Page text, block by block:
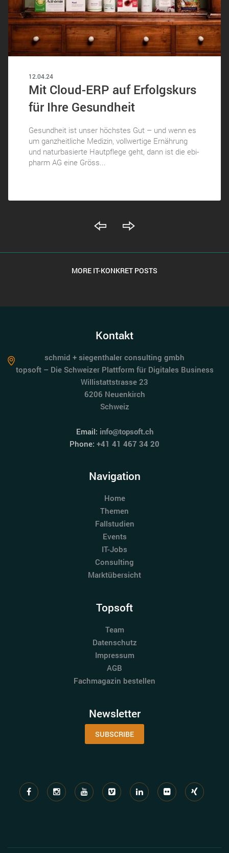
12.04.24
Mit Cloud-ERP auf Erfolgskurs
für Ihre Gesundheit
Gesundheit ist unser höchstes Gut – und wenn es
um ganzheitliche Medizin, vollwertige Ernährung
und naturbasierte Hautpflege geht, dann ist die ebi-
pharm AG eine Gröss...
MORE IT-KONKRET POSTS
Kontakt
schmid + siegenthaler consulting gmbh
topsoft – Die Schweizer Plattform für Digitales Business
Willistattstrasse 23
6206 Neuenkirch
Schweiz
Email: info@topsoft.ch
Phone: +41 41 467 34 20
Navigation
Home
Themen
Fallstudien
Events
IT-Jobs
Consulting
Marktübersicht
Topsoft
Team
Datenschutz
Impressum
AGB
Fachmagazin bestellen
Newsletter
SUBSCRIBE